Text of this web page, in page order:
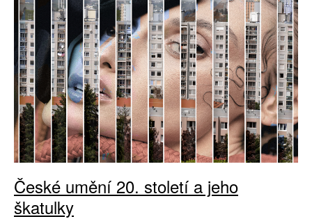
České umění 20. století a jeho
škatulky